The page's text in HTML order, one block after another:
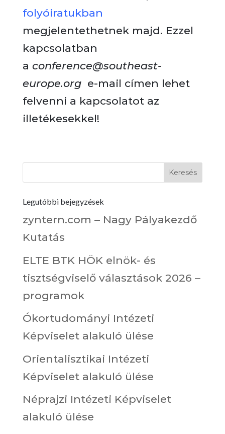
folyóiratukban
megjelentethetnek majd. Ezzel
kapcsolatban
a conference@southeast-
europe.orge-mail címen lehet
felvenni a kapcsolatot az
illetékesekkel!
Legutóbbi bejegyzések
zyntern.com – Nagy Pályakezdő
Kutatás
ELTE BTK HÖK elnök- és
tisztségviselő választások 2026 –
programok
Ókortudományi Intézeti
Képviselet alakuló ülése
Orientalisztikai Intézeti
Képviselet alakuló ülése
Néprajzi Intézeti Képviselet
alakuló ülése